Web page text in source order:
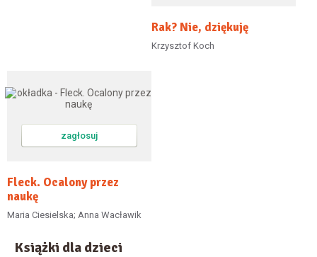
Rak? Nie, dziękuję
Krzysztof Koch
zagłosuj
Fleck. Ocalony przez
naukę
Maria Ciesielska; Anna Wacławik
Książki dla dzieci